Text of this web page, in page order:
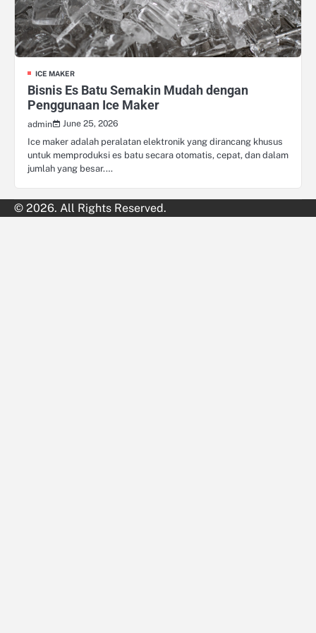
ICE MAKER
Bisnis Es Batu Semakin Mudah dengan
Penggunaan Ice Maker
admin
June 25, 2026
Ice maker adalah peralatan elektronik yang dirancang khusus
untuk memproduksi es batu secara otomatis, cepat, dan dalam
jumlah yang besar.…
© 2026. All Rights Reserved.